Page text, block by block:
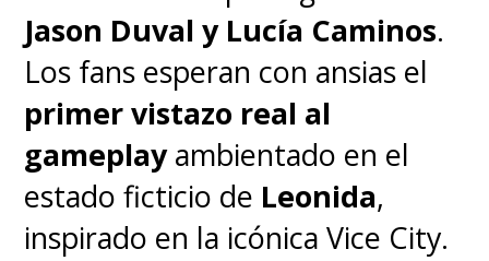
existencia,tomando un
camino propio que la aleja de
ser un mero calco de lo ya
visto tanto en el manga como
en el anime. El gigante del
streaming y Tomorrow
Jason Duval y Lucía Caminos.
Los fans esperan con ansias el
primer vistazo real al
gameplayambientado en el
estado ficticio de Leonida,
inspirado en la icónica Vice City.